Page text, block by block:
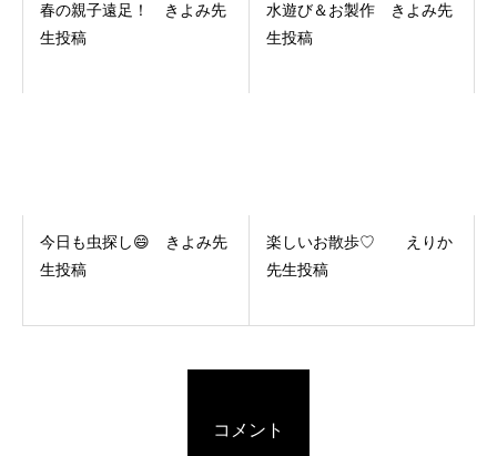
春の親子遠足！ きよみ先
生投稿
水遊び＆お製作 きよみ先
生投稿
今日も虫探し😄 きよみ先
生投稿
楽しいお散歩♡ えりか
先生投稿
コメント